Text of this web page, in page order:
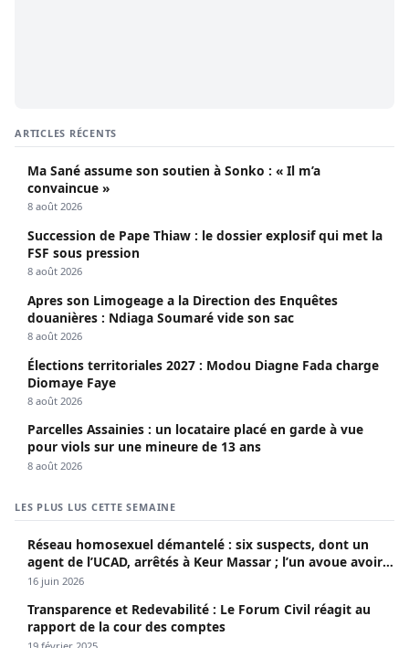
ARTICLES RÉCENTS
Ma Sané assume son soutien à Sonko : « Il m’a
convaincue »
8 août 2026
Succession de Pape Thiaw : le dossier explosif qui met la
FSF sous pression
8 août 2026
Apres son Limogeage a la Direction des Enquêtes
douanières : Ndiaga Soumaré vide son sac
8 août 2026
Élections territoriales 2027 : Modou Diagne Fada charge
Diomaye Faye
8 août 2026
Parcelles Assainies : un locataire placé en garde à vue
pour viols sur une mineure de 13 ans
8 août 2026
LES PLUS LUS CETTE SEMAINE
Réseau homosexuel démantelé : six suspects, dont un
agent de l’UCAD, arrêtés à Keur Massar ; l’un avoue avoir
propagé le VIH depuis 2018
16 juin 2026
Transparence et Redevabilité : Le Forum Civil réagit au
rapport de la cour des comptes